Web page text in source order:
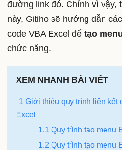
đường link đó. Chính vì vậy,
này, Gitiho sẽ hướng dẫn
code VBA Excel để tạo
chức năng.
XEM NHANH BÀI VIẾT
1 Giới thiệu quy trình liên kết
Excel
1.1 Quy trình tạo menu
1.2 Quy trình tạo menu